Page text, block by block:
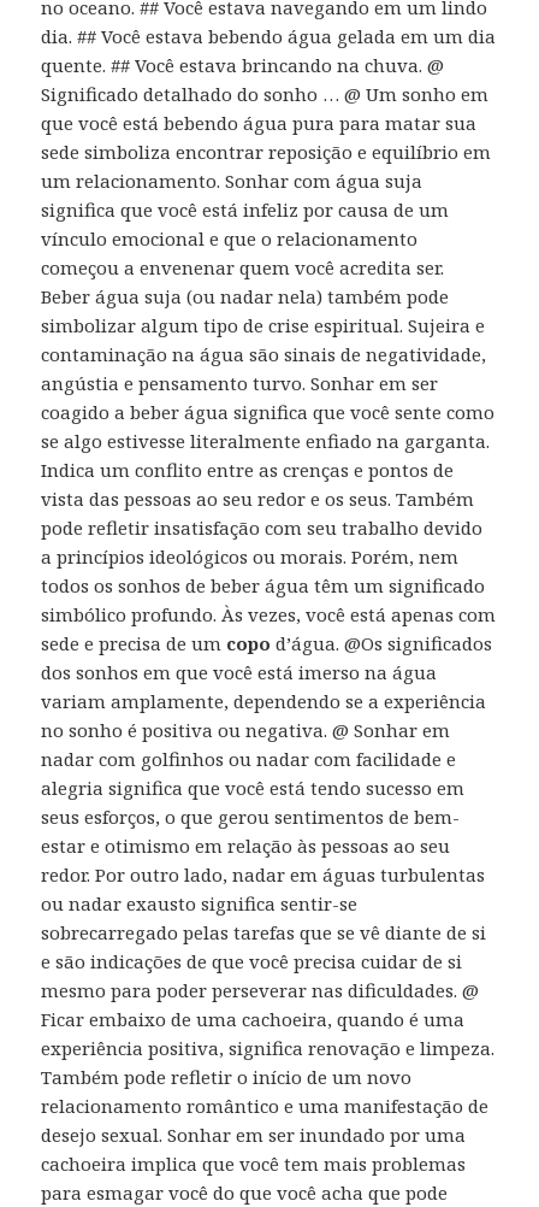
no oceano. ## Você estava navegando em um lindo
dia. ## Você estava bebendo água gelada em um dia
quente. ## Você estava brincando na chuva. @
Significado detalhado do sonho … @ Um sonho em
que você está bebendo água pura para matar sua
sede simboliza encontrar reposição e equilíbrio em
um relacionamento. Sonhar com água suja
significa que você está infeliz por causa de um
vínculo emocional e que o relacionamento
começou a envenenar quem você acredita ser.
Beber água suja (ou nadar nela) também pode
simbolizar algum tipo de crise espiritual. Sujeira e
contaminação na água são sinais de negatividade,
angústia e pensamento turvo. Sonhar em ser
coagido a beber água significa que você sente como
se algo estivesse literalmente enfiado na garganta.
Indica um conflito entre as crenças e pontos de
vista das pessoas ao seu redor e os seus. Também
pode refletir insatisfação com seu trabalho devido
a princípios ideológicos ou morais. Porém, nem
todos os sonhos de beber água têm um significado
simbólico profundo. Às vezes, você está apenas com
sede e precisa de um copo d’água. @Os significados
dos sonhos em que você está imerso na água
variam amplamente, dependendo se a experiência
no sonho é positiva ou negativa. @ Sonhar em
nadar com golfinhos ou nadar com facilidade e
alegria significa que você está tendo sucesso em
seus esforços, o que gerou sentimentos de bem-
estar e otimismo em relação às pessoas ao seu
redor. Por outro lado, nadar em águas turbulentas
ou nadar exausto significa sentir-se
sobrecarregado pelas tarefas que se vê diante de si
e são indicações de que você precisa cuidar de si
mesmo para poder perseverar nas dificuldades. @
Ficar embaixo de uma cachoeira, quando é uma
experiência positiva, significa renovação e limpeza.
Também pode refletir o início de um novo
relacionamento romântico e uma manifestação de
desejo sexual. Sonhar em ser inundado por uma
cachoeira implica que você tem mais problemas
para esmagar você do que você acha que pode